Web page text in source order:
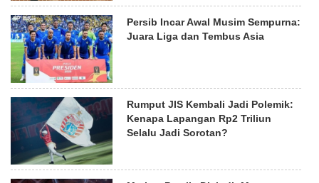
Persib Incar Awal Musim Sempurna:
Juara Liga dan Tembus Asia
Rumput JIS Kembali Jadi Polemik:
Kenapa Lapangan Rp2 Triliun
Selalu Jadi Sorotan?